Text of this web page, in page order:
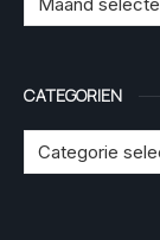
CATEGORIEN